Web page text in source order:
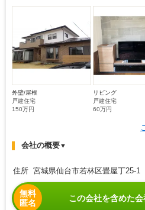
外壁/屋根
戸建住宅
150万円
リビング
戸建住宅
60万円
会社の概要▼
住所 宮城県仙台市若林区畳屋丁25-1
無料
匿名
この会社を含めた